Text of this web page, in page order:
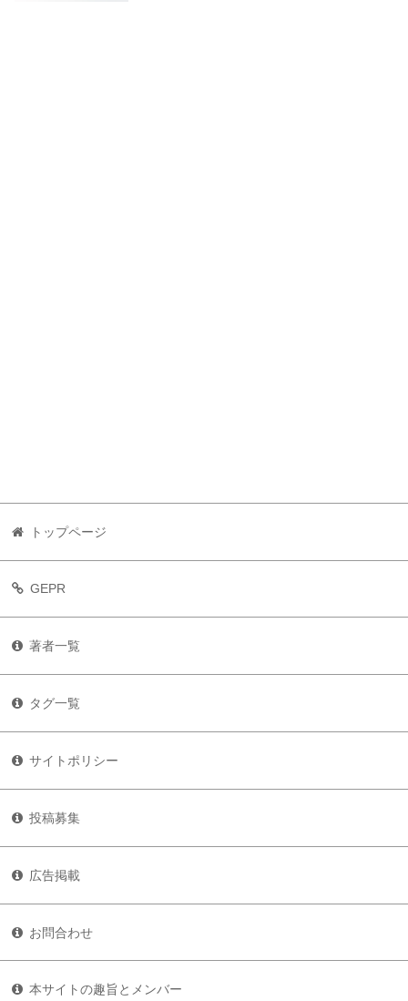
トップページ
GEPR
著者一覧
タグ一覧
サイトポリシー
投稿募集
広告掲載
お問合わせ
本サイトの趣旨とメンバー